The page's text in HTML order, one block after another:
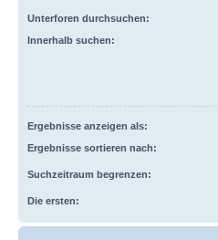
Unterforen durchsuchen:
Innerhalb suchen:
Ergebnisse anzeigen als:
Ergebnisse sortieren nach:
Suchzeitraum begrenzen:
Die ersten: